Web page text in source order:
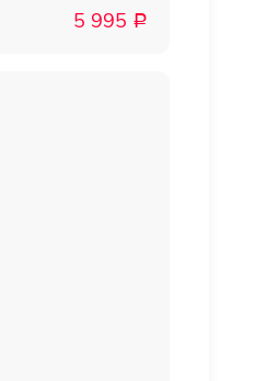
5 995 Р